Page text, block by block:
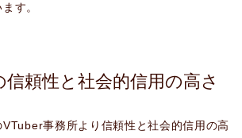
す。
信頼性と社会的信用の高さ
VTuber事務所より信頼性と社会的信用の高